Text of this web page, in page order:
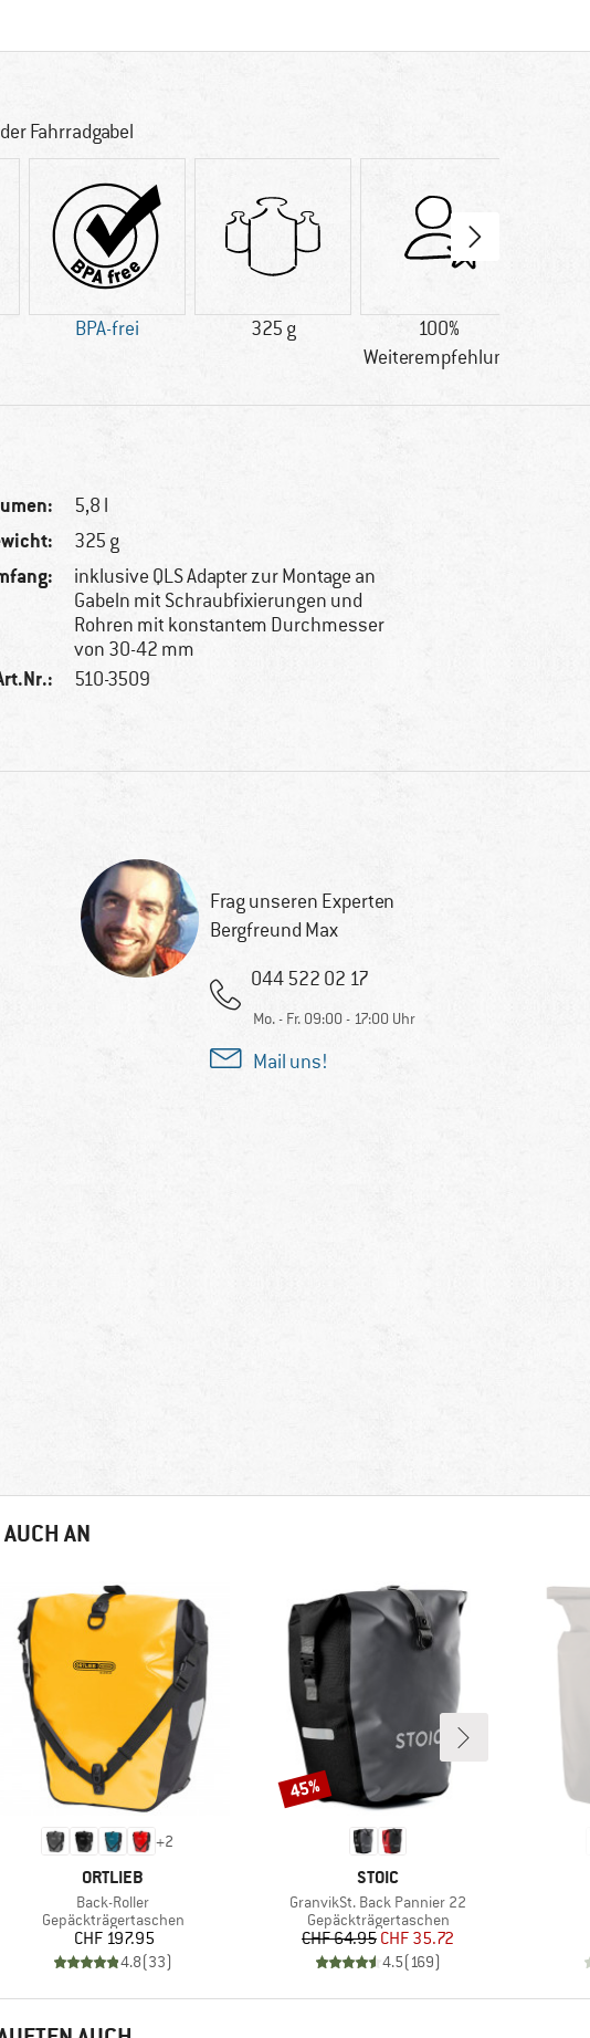
Fahrradgabel
BPA-frei 325 g
100%
Weiterempfehlung
5,8 l
325 g
inklusive QLS Adapter zur Montage an
Gabeln mit Schraubfixierungen und
Rohren mit konstantem Durchmesser
von 30-42 mm
510-3509
Frag unseren Experten
Bergfreund Max
044 522 02 17
Mo. - Fr. 09:00 - 17:00 Uhr
Mail uns!
AN
+2
MARKE
ORTLIEB
Artikel
Back-Roller
Produktgruppe
Gepäckträgertaschen
Preis
CHF 197.95
4.8(33)
MARKE
STOIC
Artikel
GranvikSt. Back Pannier 22
Produktgruppe
Gepäckträgertaschen
Preis
CHF 64.95reduzierter Preis
CHF 35.72
4.5(169)
Rabatt
45%